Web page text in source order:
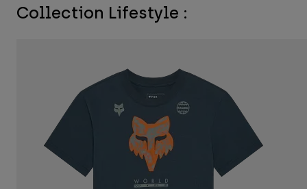
Collection Lifestyle :